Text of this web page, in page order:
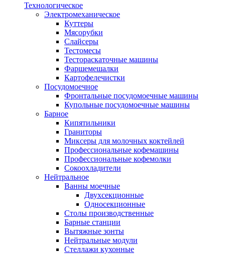
Технологическое
Электромеханическое
Куттеры
Мясорубки
Слайсеры
Тестомесы
Тестораскаточные машины
Фаршемешалки
Картофелечистки
Посудомоечное
Фронтальные посудомоечные машины
Купольные посудомоечные машины
Барное
Кипятильники
Граниторы
Миксеры для молочных коктейлей
Профессиональные кофемашины
Профессиональные кофемолки
Сокоохладители
Нейтральное
Ванны моечные
Двухсекционные
Односекционные
Столы производственные
Барные станции
Вытяжные зонты
Нейтральные модули
Стеллажи кухонные